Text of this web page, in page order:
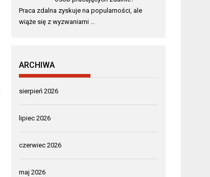
Praca zdalna zyskuje na popularności, ale
wiąże się z wyzwaniami …
ARCHIWA
sierpień 2026
lipiec 2026
czerwiec 2026
maj 2026